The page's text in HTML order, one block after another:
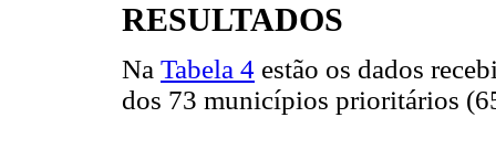
RESULTADOS
Na Tabela 4 estão os dados
dos 73 municípios prioritários